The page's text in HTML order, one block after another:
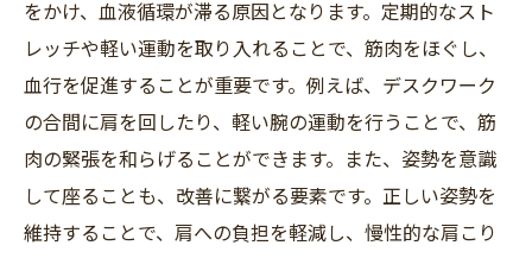
をかけ、血液循環が滞る原因となります。定期的なスト
レッチや軽い運動を取り入れることで、筋肉をほぐし、
血行を促進することが重要です。例えば、デスクワーク
の合間に肩を回したり、軽い腕の運動を行うことで、筋
肉の緊張を和らげることができます。また、姿勢を意識
して座ることも、改善に繋がる要素です。正しい姿勢を
維持することで、肩への負担を軽減し、慢性的な肩こり